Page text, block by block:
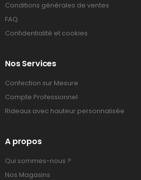
Conditions générales de ventes
FAQ
Confidentialité et cookies
Nos Services
Confection sur Mesure
Compte Professionnel
Rideaux avec hauteur personnalisée
A propos
Qui sommes-nous ?
Nos Magasins